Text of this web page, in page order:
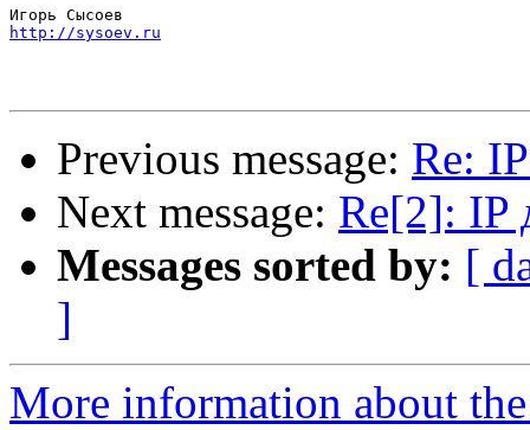
http://sysoev.ru
Previous message: Re:
Next message: Re[2]: IP
Messages sorted by: [
]
More information about